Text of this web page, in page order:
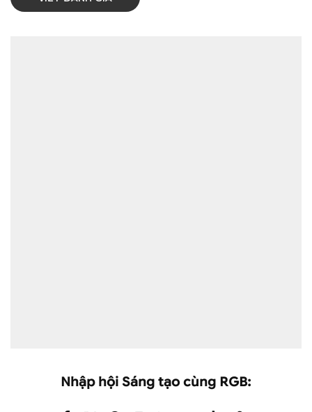
Nhập hội Sáng tạo cùng RGB: